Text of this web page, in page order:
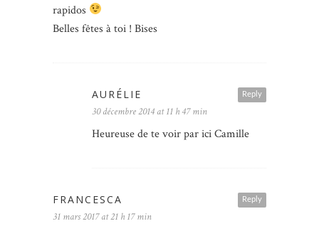
rapidos
Belles fêtes à toi ! Bises
Reply
AURÉLIE
30 décembre 2014 at 11 h 47 min
Heureuse de te voir par ici Camille
Reply
FRANCESCA
31 mars 2017 at 21 h 17 min